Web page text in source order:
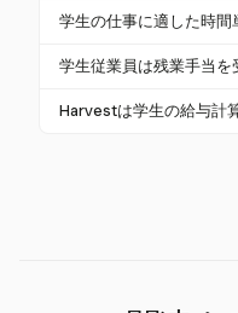
す。
が適用される場合が
です。
F-1またはJ-1ビザを持
とができます。休暇
学生の仕事に適した時間
学生の仕事に適した
験、業界、地域の生
学生従業員は残業手当を
はい、学生従業員は
Harvestは学生の給与計